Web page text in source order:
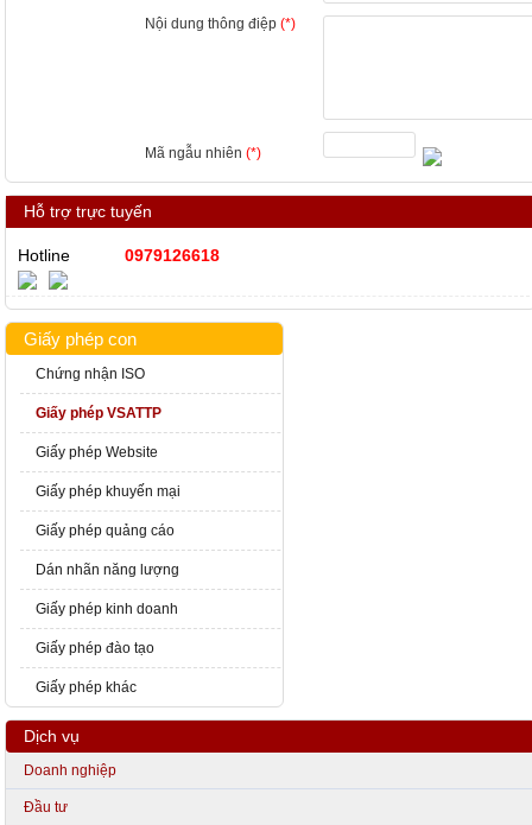
Nội dung thông điệp (*)
Mã ngẫu nhiên (*)
Hỗ trợ trực tuyến
Hotline 0979126618
Giấy phép con
Chứng nhận ISO
Giấy phép VSATTP
Giấy phép Website
Giấy phép khuyến mại
Giấy phép quảng cáo
Dán nhãn năng lượng
Giấy phép kinh doanh
Giấy phép đào tạo
Giấy phép khác
Dịch vụ
Doanh nghiệp
Đầu tư